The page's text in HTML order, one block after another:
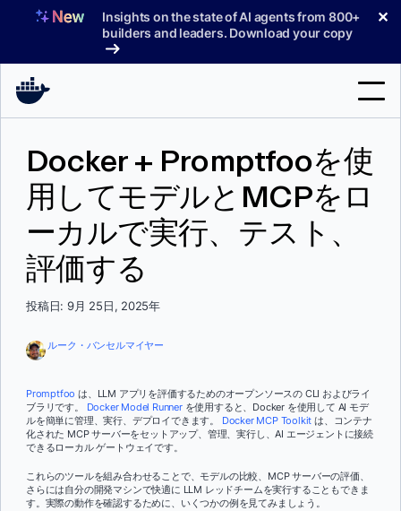
へ
Insights on the state of AI agents from 800+
builders and leaders. Download your copy
✕
製品
料金プラン
索
Docker + Promptfooを使
用してモデルとMCPをロ
ーカルで実行、テスト、
評価する
投稿日: 9月 25日, 2025年
ルーク・バンセルマイヤー
Promptfoo は、LLM アプリを評価するためのオープンソースの CLI およびライ
ブラリです。
Docker Model Runnerを使用すると、Docker を使用して AI モデ
ルを簡単に管理、実行、デプロイできます。
Docker MCP Toolkit は、コンテナ
化された MCP サーバーをセットアップ、管理、実行し、AI エージェントに接続
できるローカル ゲートウェイです。
これらのツールを組み合わせることで、モデルの比較、MCP サーバーの評価、
さらには自分の開発マシンで快適に LLM レッドチームを実行することもできま
す。実際の動作を確認するために、いくつかの例を見てみましょう。